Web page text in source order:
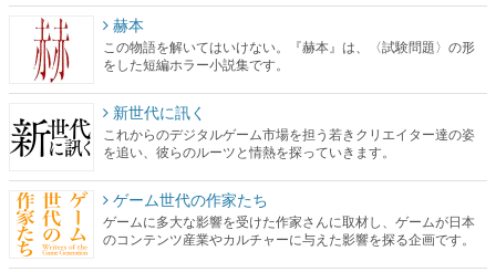
赫本
この物語を解いてはいけない。『赫本』は、〈試験問題〉の形
をした短編ホラー小説集です。
新世代に訊く
これからのデジタルゲーム市場を担う若きクリエイター達の姿
を追い、彼らのルーツと情熱を探っていきます。
ゲーム世代の作家たち
ゲームに多大な影響を受けた作家さんに取材し、ゲームが日本
のコンテンツ産業やカルチャーに与えた影響を探る企画です。